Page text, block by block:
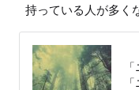
持っている人が多く